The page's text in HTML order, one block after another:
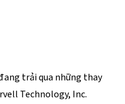
trải qua những thay
Technology, Inc.